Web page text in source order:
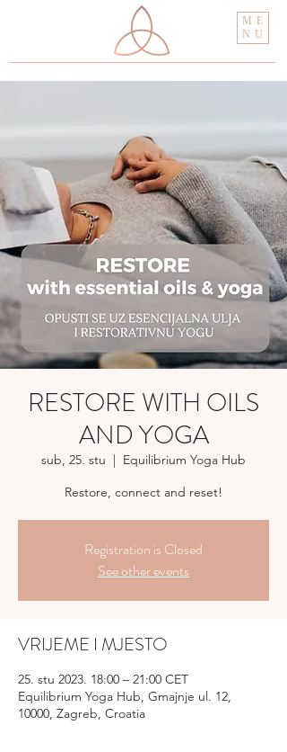
ME
NU
RESTORE WITH OILS
AND YOGA
sub, 25. stu
  |
Equilibrium Yoga Hub
Restore, connect and reset!
Registration is Closed
See other events
VRIJEME I MJESTO
25. stu 2023. 18:00 – 21:00 CET
Equilibrium Yoga Hub, Gmajnje ul. 12,
10000, Zagreb, Croatia